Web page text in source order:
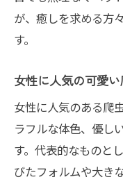
が、癒しを求める方
す。
女性に人気の可愛
女性に人気のある爬
ラフルな体色、優し
す。代表的なものと
びたフォルムや大き